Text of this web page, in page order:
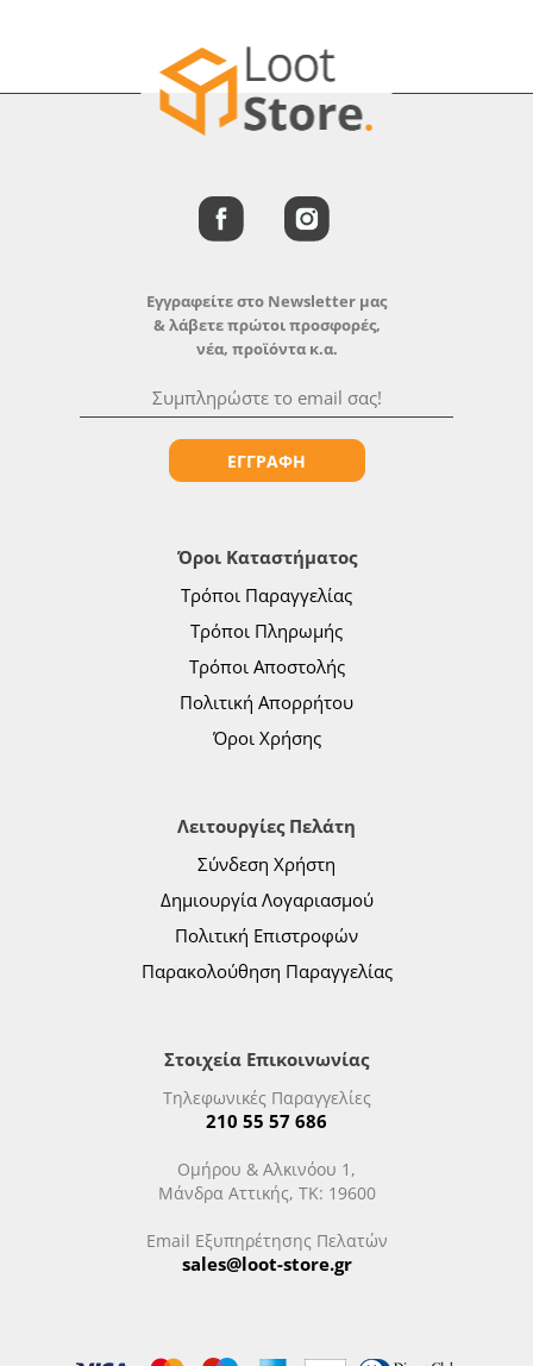
Όροι Καταστήματος
Τρόποι Παραγγελίας
Τρόποι Πληρωμής
Τρόποι Αποστολής
Πολιτική Απορρήτου
Όροι Χρήσης
Λειτουργίες Πελάτη
Σύνδεση Χρήστη
Δημιουργία Λογαριασμού
Πολιτική Επιστροφών
Παρακολούθηση Παραγγελίας
Στοιχεία Επικοινωνίας
Τηλεφωνικές Παραγγελίες
210 55 57 686
Ομήρου & Αλκινόου 1,
Μάνδρα Αττικής, ΤΚ: 19600
Email Εξυπηρέτησης Πελατών
sales@loot-store.gr
Εγγραφείτε στο Newsletter μας
& λάβετε πρώτοι προσφορές,
νέα, προϊόντα κ.α.
ΕΓΓΡΑΦΗ